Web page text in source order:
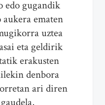
edo gugandik
ematen
uztea
eta geldirik
erakusten
denbora
ari diren